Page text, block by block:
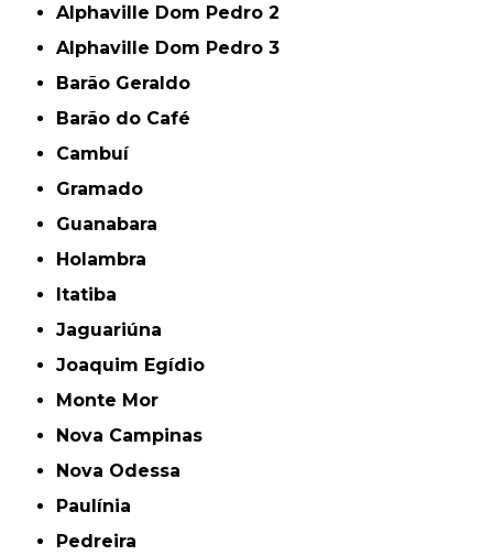
Alphaville Dom Pedro 2
Alphaville Dom Pedro 3
Barão Geraldo
Barão do Café
Cambuí
Gramado
Guanabara
Holambra
Itatiba
Jaguariúna
Joaquim Egídio
Monte Mor
Nova Campinas
Nova Odessa
Paulínia
Pedreira